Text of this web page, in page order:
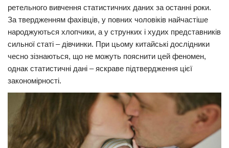
Одеса
Схід
Прикарпаття
Економіка
Світ
Цікаво
Наука
ретельного вивчення статистичних даних за останні роки.
За твердженням фахівців, у повних чоловіків найчастіше
народжуються хлопчики, а у струнких і худих представників
сильної статі – дівчинки. При цьому китайські дослідники
чесно зізнаються, що не можуть пояснити цей феномен,
однак статистичні дані – яскраве підтвердження цієї
закономірності.